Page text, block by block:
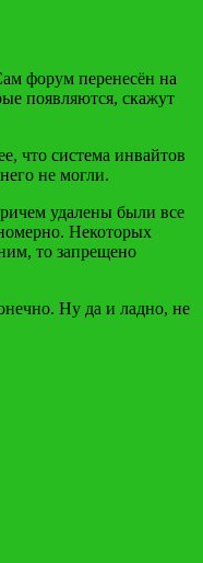
форум перенесён на
появляются, скажут
что система инвайтов
не могли.
удалены были все
Некоторых
то запрещено
Ну да и ладно, не